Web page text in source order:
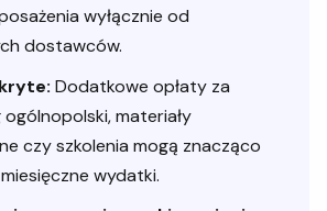
wyłącznie od
dostawców.
Dodatkowe opłaty za
materiały
czy szkolenia mogą znacząco
wydatki.